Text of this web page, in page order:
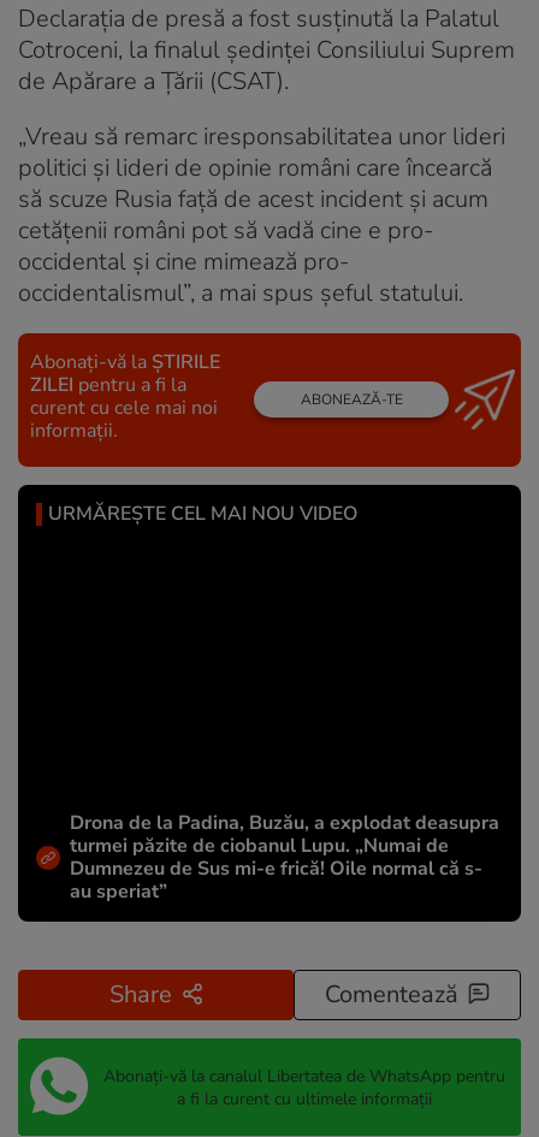
Declarația de presă a fost susținută la Palatul
Cotroceni, la finalul ședinței Consiliului Suprem
de Apărare a Țării (CSAT).
„Vreau să remarc iresponsabilitatea unor lideri
politici şi lideri de opinie români care încearcă
să scuze Rusia faţă de acest incident şi acum
cetăţenii români pot să vadă cine e pro-
occidental şi cine mimează pro-
occidentalismul”, a mai spus şeful statului.
Abonați-vă la ȘTIRILE
ZILEI pentru a fi la
curent cu cele mai noi
informații.
ABONEAZĂ-TE
URMĂREȘTE CEL MAI NOU VIDEO
Drona de la Padina, Buzău, a explodat deasupra
turmei păzite de ciobanul Lupu. „Numai de
Dumnezeu de Sus mi-e frică! Oile normal că s-
au speriat”
Share Comentează
Abonați-vă la canalul Libertatea de WhatsApp pentru
a fi la curent cu ultimele informații